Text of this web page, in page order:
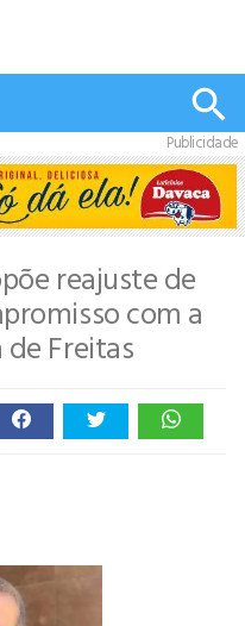
Publicidade
reajuste de
com a
de Freitas